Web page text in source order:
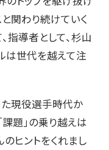
関わり続けていく
指導者として、杉山
は世代を越えて注
た現役選手時代か
課題」の乗り越えは
ヒントをくれまし